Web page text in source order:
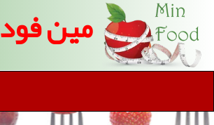
مین فود